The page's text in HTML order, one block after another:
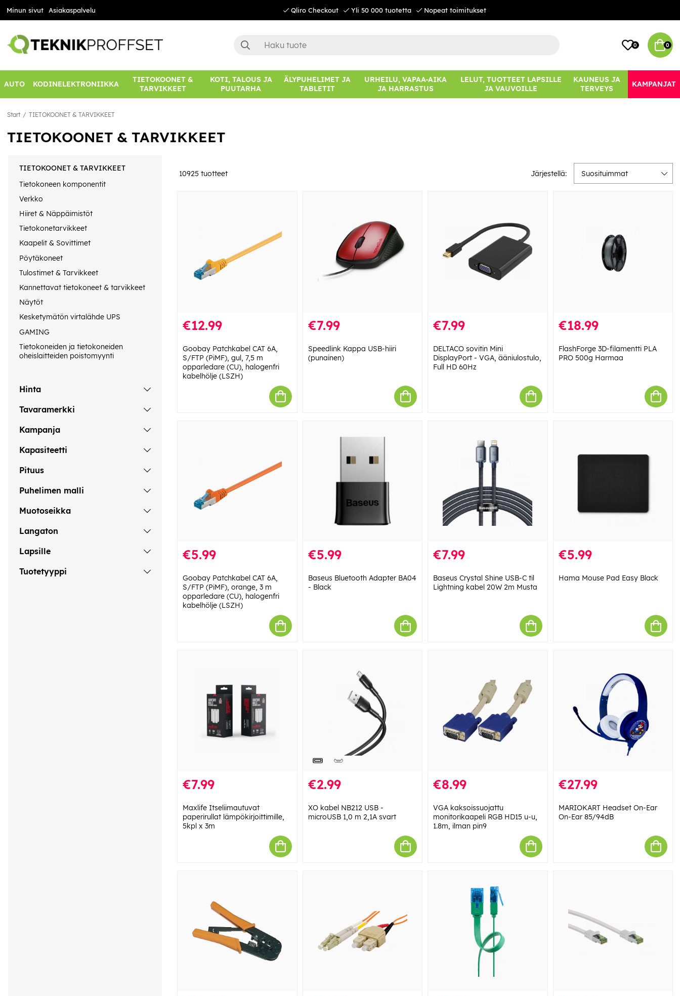
Minun sivut Asiakaspalvelu Qliro Checkout Yli 50 000 tuotetta Nopeat toimitukset
0 0
AUTO KODINELEKTRONIIKKA
TIETOKOONET &
TARVIKKEET
KOTI, TALOUS JA
PUUTARHA
ÄLYPUHELIMET JA
TABLETIT
URHEILU, VAPAA-AIKA
JA HARRASTUS
LELUT, TUOTTEET LAPSILLE
JA VAUVOILLE
KAUNEUS JA
TERVEYS
KAMPANJAT
Start TIETOKOONET & TARVIKKEET
TIETOKOONET & TARVIKKEET
TIETOKOONET & TARVIKKEET
Tietokoneen komponentit
Verkko
Hiiret & Näppäimistöt
Tietokonetarvikkeet
Kaapelit & Sovittimet
Pöytäkoneet
Tulostimet & Tarvikkeet
Kannettavat tietokoneet & tarvikkeet
Näytöt
Kesketymätön virtalähde UPS
GAMING
Tietokoneiden ja tietokoneiden
oheislaitteiden poistomyynti
Hinta
Tavaramerkki
Kampanja
Kapasiteetti
Pituus
Puhelimen malli
Muotoseikka
Langaton
Lapsille
Tuotetyyppi
10925 tuotteet Järjestellä: Suosituimmat
€12.99
Goobay Patchkabel CAT 6A,
S/FTP (PiMF), gul, 7,5 m
opparledare (CU), halogenfri
kabelhölje (LSZH)
€7.99
Speedlink Kappa USB-hiiri
(punainen)
€7.99
DELTACO sovitin Mini
DisplayPort - VGA, ääniulostulo,
Full HD 60Hz
€18.99
FlashForge 3D-filamentti PLA
PRO 500g Harmaa
€5.99
Goobay Patchkabel CAT 6A,
S/FTP (PiMF), orange, 3 m
opparledare (CU), halogenfri
kabelhölje (LSZH)
€5.99
Baseus Bluetooth Adapter BA04
- Black
€7.99
Baseus Crystal Shine USB-C til
Lightning kabel 20W 2m Musta
€5.99
Hama Mouse Pad Easy Black
€7.99
Maxlife Itseliimautuvat
paperirullat lämpökirjoittimille,
5kpl x 3m
€2.99
XO kabel NB212 USB -
microUSB 1,0 m 2,1A svart
€8.99
VGA kaksoissuojattu
monitorikaapeli RGB HD15 u-u,
1.8m, ilman pin9
€27.99
MARIOKART Headset On-Ear
On-Ear 85/94dB